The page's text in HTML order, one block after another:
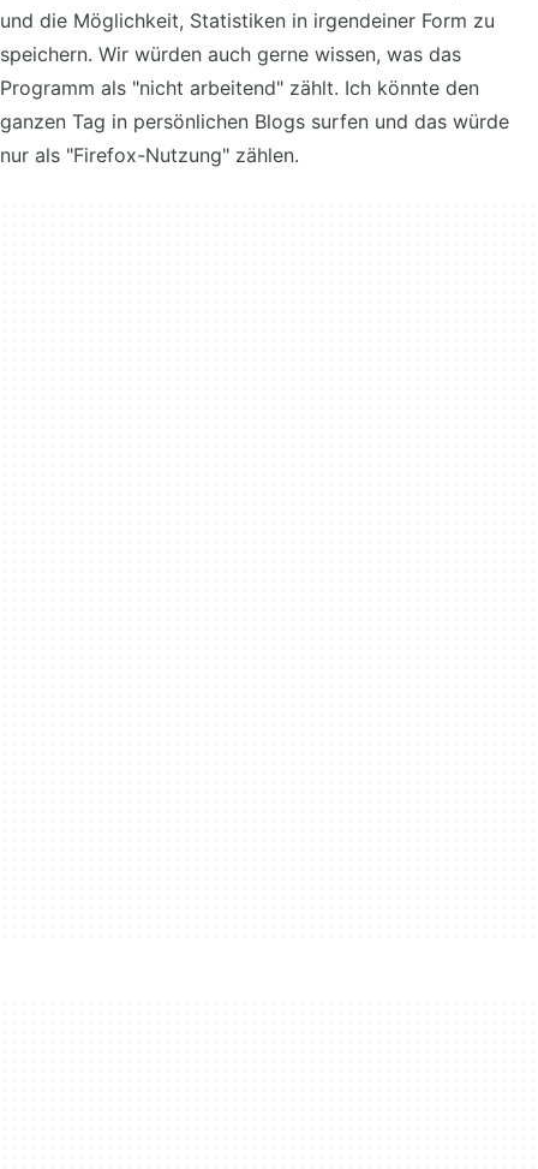
und die Möglichkeit, Statistiken in irgendeiner Form zu
speichern. Wir würden auch gerne wissen, was das
Programm als "nicht arbeitend" zählt. Ich könnte den
ganzen Tag in persönlichen Blogs surfen und das würde
nur als "Firefox-Nutzung" zählen.